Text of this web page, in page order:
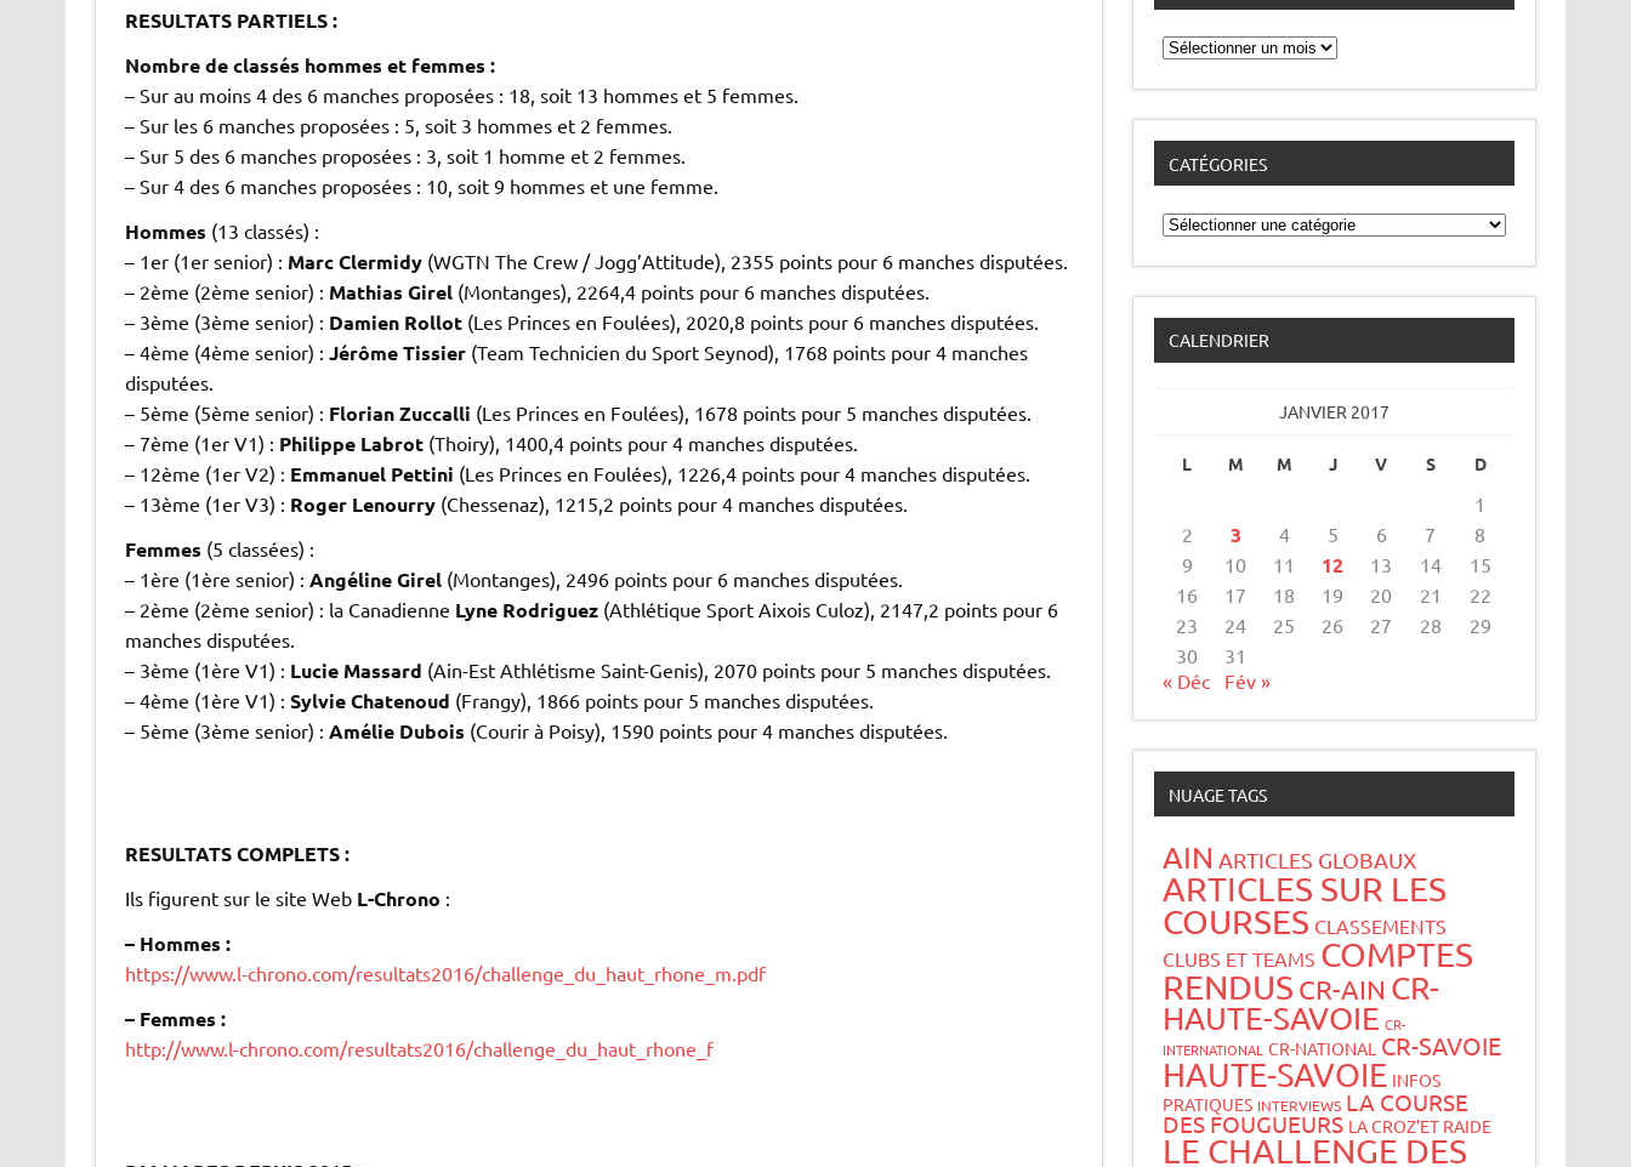
RESULTATS PARTIELS :
Nombre de classés hommes et femmes :
– Sur au moins 4 des 6 manches proposées : 18, soit 13 hommes et 5 femmes.
– Sur les 6 manches proposées : 5, soit 3 hommes et 2 femmes.
– Sur 5 des 6 manches proposées : 3, soit 1 homme et 2 femmes.
– Sur 4 des 6 manches proposées : 10, soit 9 hommes et une femme.
Hommes (13 classés) :
– 1er (1er senior) : Marc Clermidy(WGTN The Crew / Jogg’Attitude), 2355 points pour 6 manches disputées.
– 2ème (2ème senior) : Mathias Girel(Montanges), 2264,4 points pour 6 manches disputées.
– 3ème (3ème senior) : Damien Rollot(Les Princes en Foulées), 2020,8 points pour 6 manches disputées.
– 4ème (4ème senior) : Jérôme Tissier(Team Technicien du Sport Seynod), 1768 points pour 4 manches
disputées.
– 5ème (5ème senior) : Florian Zuccalli (Les Princes en Foulées), 1678 points pour 5 manches disputées.
– 7ème (1er V1) : Philippe Labrot(Thoiry), 1400,4 points pour 4 manches disputées.
– 12ème (1er V2) : Emmanuel Pettini (Les Princes en Foulées), 1226,4 points pour 4 manches disputées.
– 13ème (1er V3) : Roger Lenourry(Chessenaz), 1215,2 points pour 4 manches disputées.
Femmes (5 classées) :
– 1ère (1ère senior) : Angéline Girel(Montanges), 2496 points pour 6 manches disputées.
– 2ème (2ème senior) : la Canadienne Lyne Rodriguez(Athlétique Sport Aixois Culoz), 2147,2 points pour 6
manches disputées.
– 3ème (1ère V1) : Lucie Massard (Ain-Est Athlétisme Saint-Genis), 2070 points pour 5 manches disputées.
– 4ème (1ère V1) : Sylvie Chatenoud (Frangy), 1866 points pour 5 manches disputées.
– 5ème (3ème senior) : Amélie Dubois (Courir à Poisy), 1590 points pour 4 manches disputées.
RESULTATS COMPLETS :
Ils figurent sur le site Web L-Chrono :
– Hommes :
https://www.l-chrono.com/resultats2016/challenge_du_haut_rhone_m.pdf
– Femmes :
http://www.l-chrono.com/resultats2016/challenge_du_haut_rhone_f
Archives
CATÉGORIES
Catégories
CALENDRIER
JANVIER 2017
L M M J V S D
1
2
3 4 5 6 7
8
9
10 11 12 13 14
15
16
17 18 19 20 21
22
23
24 25 26 27 28
29
30
31
« Déc
Fév »
NUAGE TAGS
AIN ARTICLES GLOBAUX
ARTICLES SUR LES
COURSES CLASSEMENTS
CLUBS ET TEAMS COMPTES
RENDUS CR-AIN CR-
HAUTE-SAVOIE CR-
INTERNATIONAL CR-NATIONAL CR-SAVOIE
HAUTE-SAVOIE INFOS
PRATIQUES INTERVIEWS LA COURSE
DES FOUGUEURS LA CROZ’ET RAIDE
LE CHALLENGE DES